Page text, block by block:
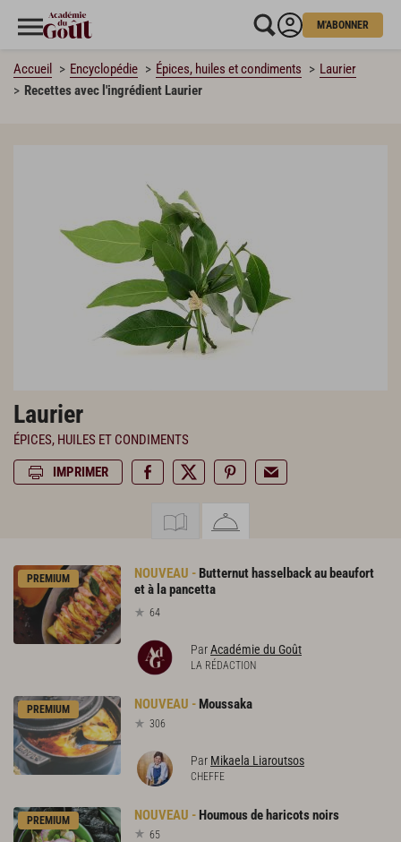
M'ABONNER
Accueil Encyclopédie Épices, huiles et condiments
Laurier
Recettes avec l'ingrédient Laurier
Laurier
ÉPICES, HUILES ET CONDIMENTS
IMPRIMER
PREMIUM
Butternut hasselback au beaufort
et à la pancetta
64
ParAcadémie du Goût
LA RÉDACTION
PREMIUM Moussaka
306
Par Mikaela Liaroutsos
CHEFFE
PREMIUM Houmousde haricotsnoirs
65